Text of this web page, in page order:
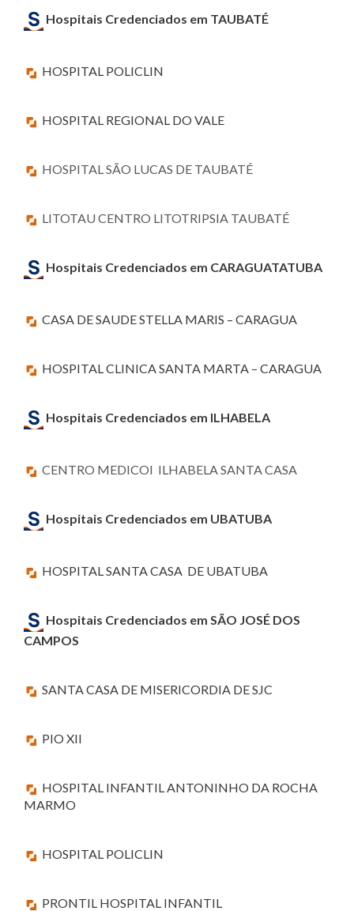
Hospitais Credenciados em TAUBATÉ
HOSPITAL POLICLIN
HOSPITAL REGIONAL DO VALE
HOSPITAL SÃO LUCAS DE TAUBATÉ
LITOTAU CENTRO LITOTRIPSIA TAUBATÉ
Hospitais Credenciados em CARAGUATATUBA
CASA DE SAUDE STELLA MARIS – CARAGUA
HOSPITAL CLINICA SANTA MARTA – CARAGUA
Hospitais Credenciados em ILHABELA
CENTRO MEDICOI ILHABELA SANTA CASA
Hospitais Credenciados em UBATUBA
HOSPITAL SANTA CASA DE UBATUBA
Hospitais Credenciados em SÃO JOSÉ DOS
CAMPOS
SANTA CASA DE MISERICORDIA DE SJC
PIO XII
HOSPITAL INFANTIL ANTONINHO DA ROCHA
MARMO
HOSPITAL POLICLIN
PRONTIL HOSPITAL INFANTIL